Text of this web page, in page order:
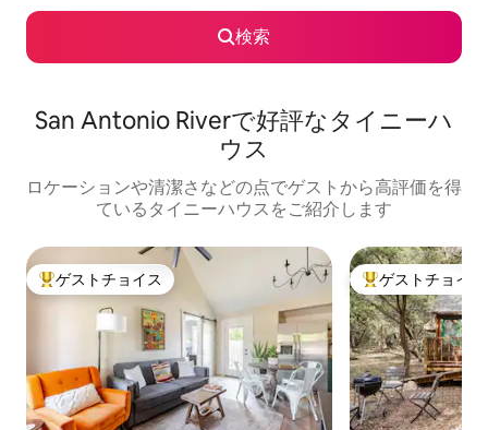
検索
San Antonio Riverで好評なタイニーハ
ウス
ロケーションや清潔さなどの点でゲストから高評価を得
ているタイニーハウスをご紹介します
大好評のゲストチョイスです。
ゲストチョイス 大好評のゲスト
ゲストチョイス